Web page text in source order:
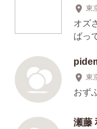
東
オズ
ばっ
東
おず
瀬藤